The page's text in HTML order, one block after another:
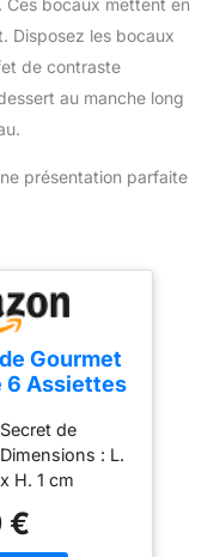
pièces de 550
cm), 4 pièces
(Φ8 x 8 cm) et
tailles de
verre sont
vos besoins
avec
est emballé de
pour
sans
Compact et
un usage
: Léger, doté
compact, ce
facile à ranger
cuisine.
Disposez les bocaux
de contraste
au manche long
présentation parfaite
Gourmet
6 Assiettes
de
: L.
H. 1 cm
€